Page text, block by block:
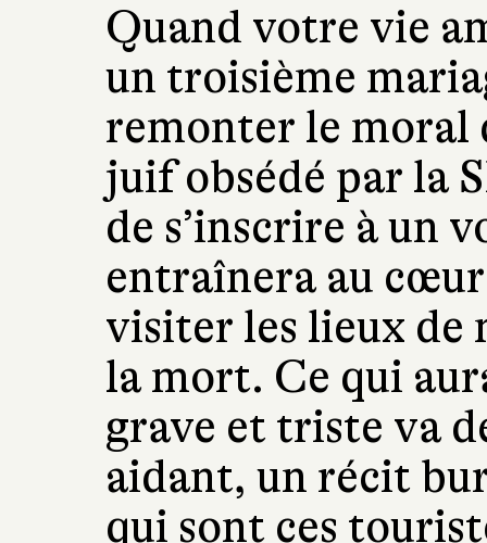
Quand votre vie
un troisième
remonter le moral
juif obsédé par la
de s’inscrire à un
entraînera au
visiter les lieux de
la mort. Ce qui
grave et triste va
aidant, un récit
qui sont ces